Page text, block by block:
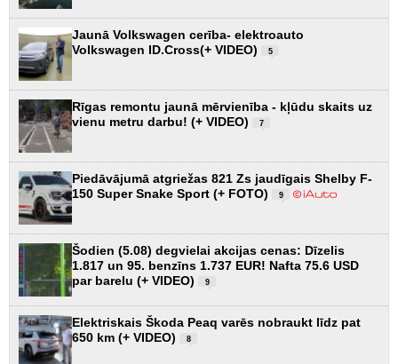
Jaunā Volkswagen cerība- elektroauto
Volkswagen ID.Cross(+ VIDEO)
5
Rīgas remontu jaunā mērvienība - kļūdu skaits uz
vienu metru darbu! (+ VIDEO)
7
Piedāvājumā atgriežas 821 Zs jaudīgais Shelby F-
150 Super Snake Sport (+ FOTO)
9
Šodien (5.08) degvielai akcijas cenas: Dīzelis
1.817 un 95. benzīns 1.737 EUR! Nafta 75.6 USD
par barelu (+ VIDEO)
9
Elektriskais Škoda Peaq varēs nobraukt līdz pat
650 km (+ VIDEO)
8